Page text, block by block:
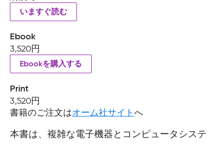
いますぐ読む
Ebook
3,520円
Ebookを購入する
Print
3,520円
書籍のご注文はオーム社サイトへ
本書は、複雑な電子機器とコンピュータシステ